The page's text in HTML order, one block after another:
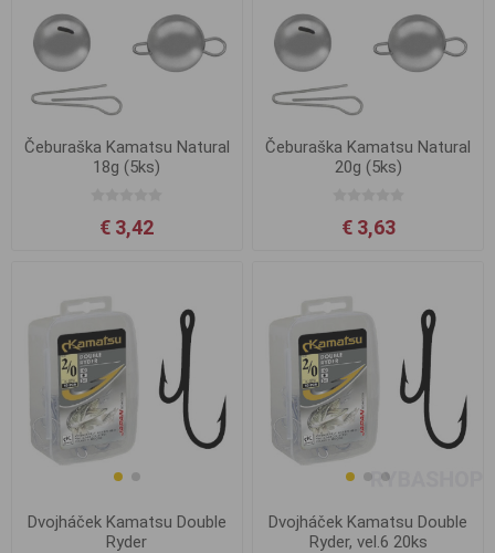
Čeburaška Kamatsu Natural
18g (5ks)
€ 3,42
Čeburaška Kamatsu Natural
20g (5ks)
€ 3,63
Dvojháček Kamatsu Double
Ryder
Dvojháček Kamatsu Double
Ryder, vel.6 20ks